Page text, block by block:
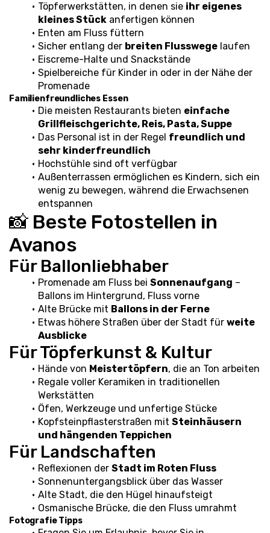
Töpferwerkstätten, in denen sie ihr eigenes
kleines Stück anfertigen können
Enten am Fluss füttern
Sicher entlang der breiten Flusswege laufen
Eiscreme-Halte und Snackstände
Spielbereiche für Kinder in oder in der Nähe der
Promenade
Familienfreundliches Essen
Die meisten Restaurants bieten einfache
Grillfleischgerichte, Reis, Pasta, Suppe
Das Personal ist in der Regel freundlich und
sehr kinderfreundlich
Hochstühle sind oft verfügbar
Außenterrassen ermöglichen es Kindern, sich ein
wenig zu bewegen, während die Erwachsenen
entspannen
📸 Beste Fotostellen in
Avanos
Für Ballonliebhaber
Promenade am Fluss bei Sonnenaufgang –
Ballons im Hintergrund, Fluss vorne
Alte Brücke mit Ballons in der Ferne
Etwas höhere Straßen über der Stadt für weite
Ausblicke
Für Töpferkunst & Kultur
Hände von Meistertöpfern, die an Ton arbeiten
Regale voller Keramiken in traditionellen
Werkstätten
Öfen, Werkzeuge und unfertige Stücke
Kopfsteinpflasterstraßen mit Steinhäusern
und hängenden Teppichen
Für Landschaften
Reflexionen der Stadt im Roten Fluss
Sonnenuntergangsblick über das Wasser
Alte Stadt, die den Hügel hinaufsteigt
Osmanische Brücke, die den Fluss umrahmt
Fotografie Tipps